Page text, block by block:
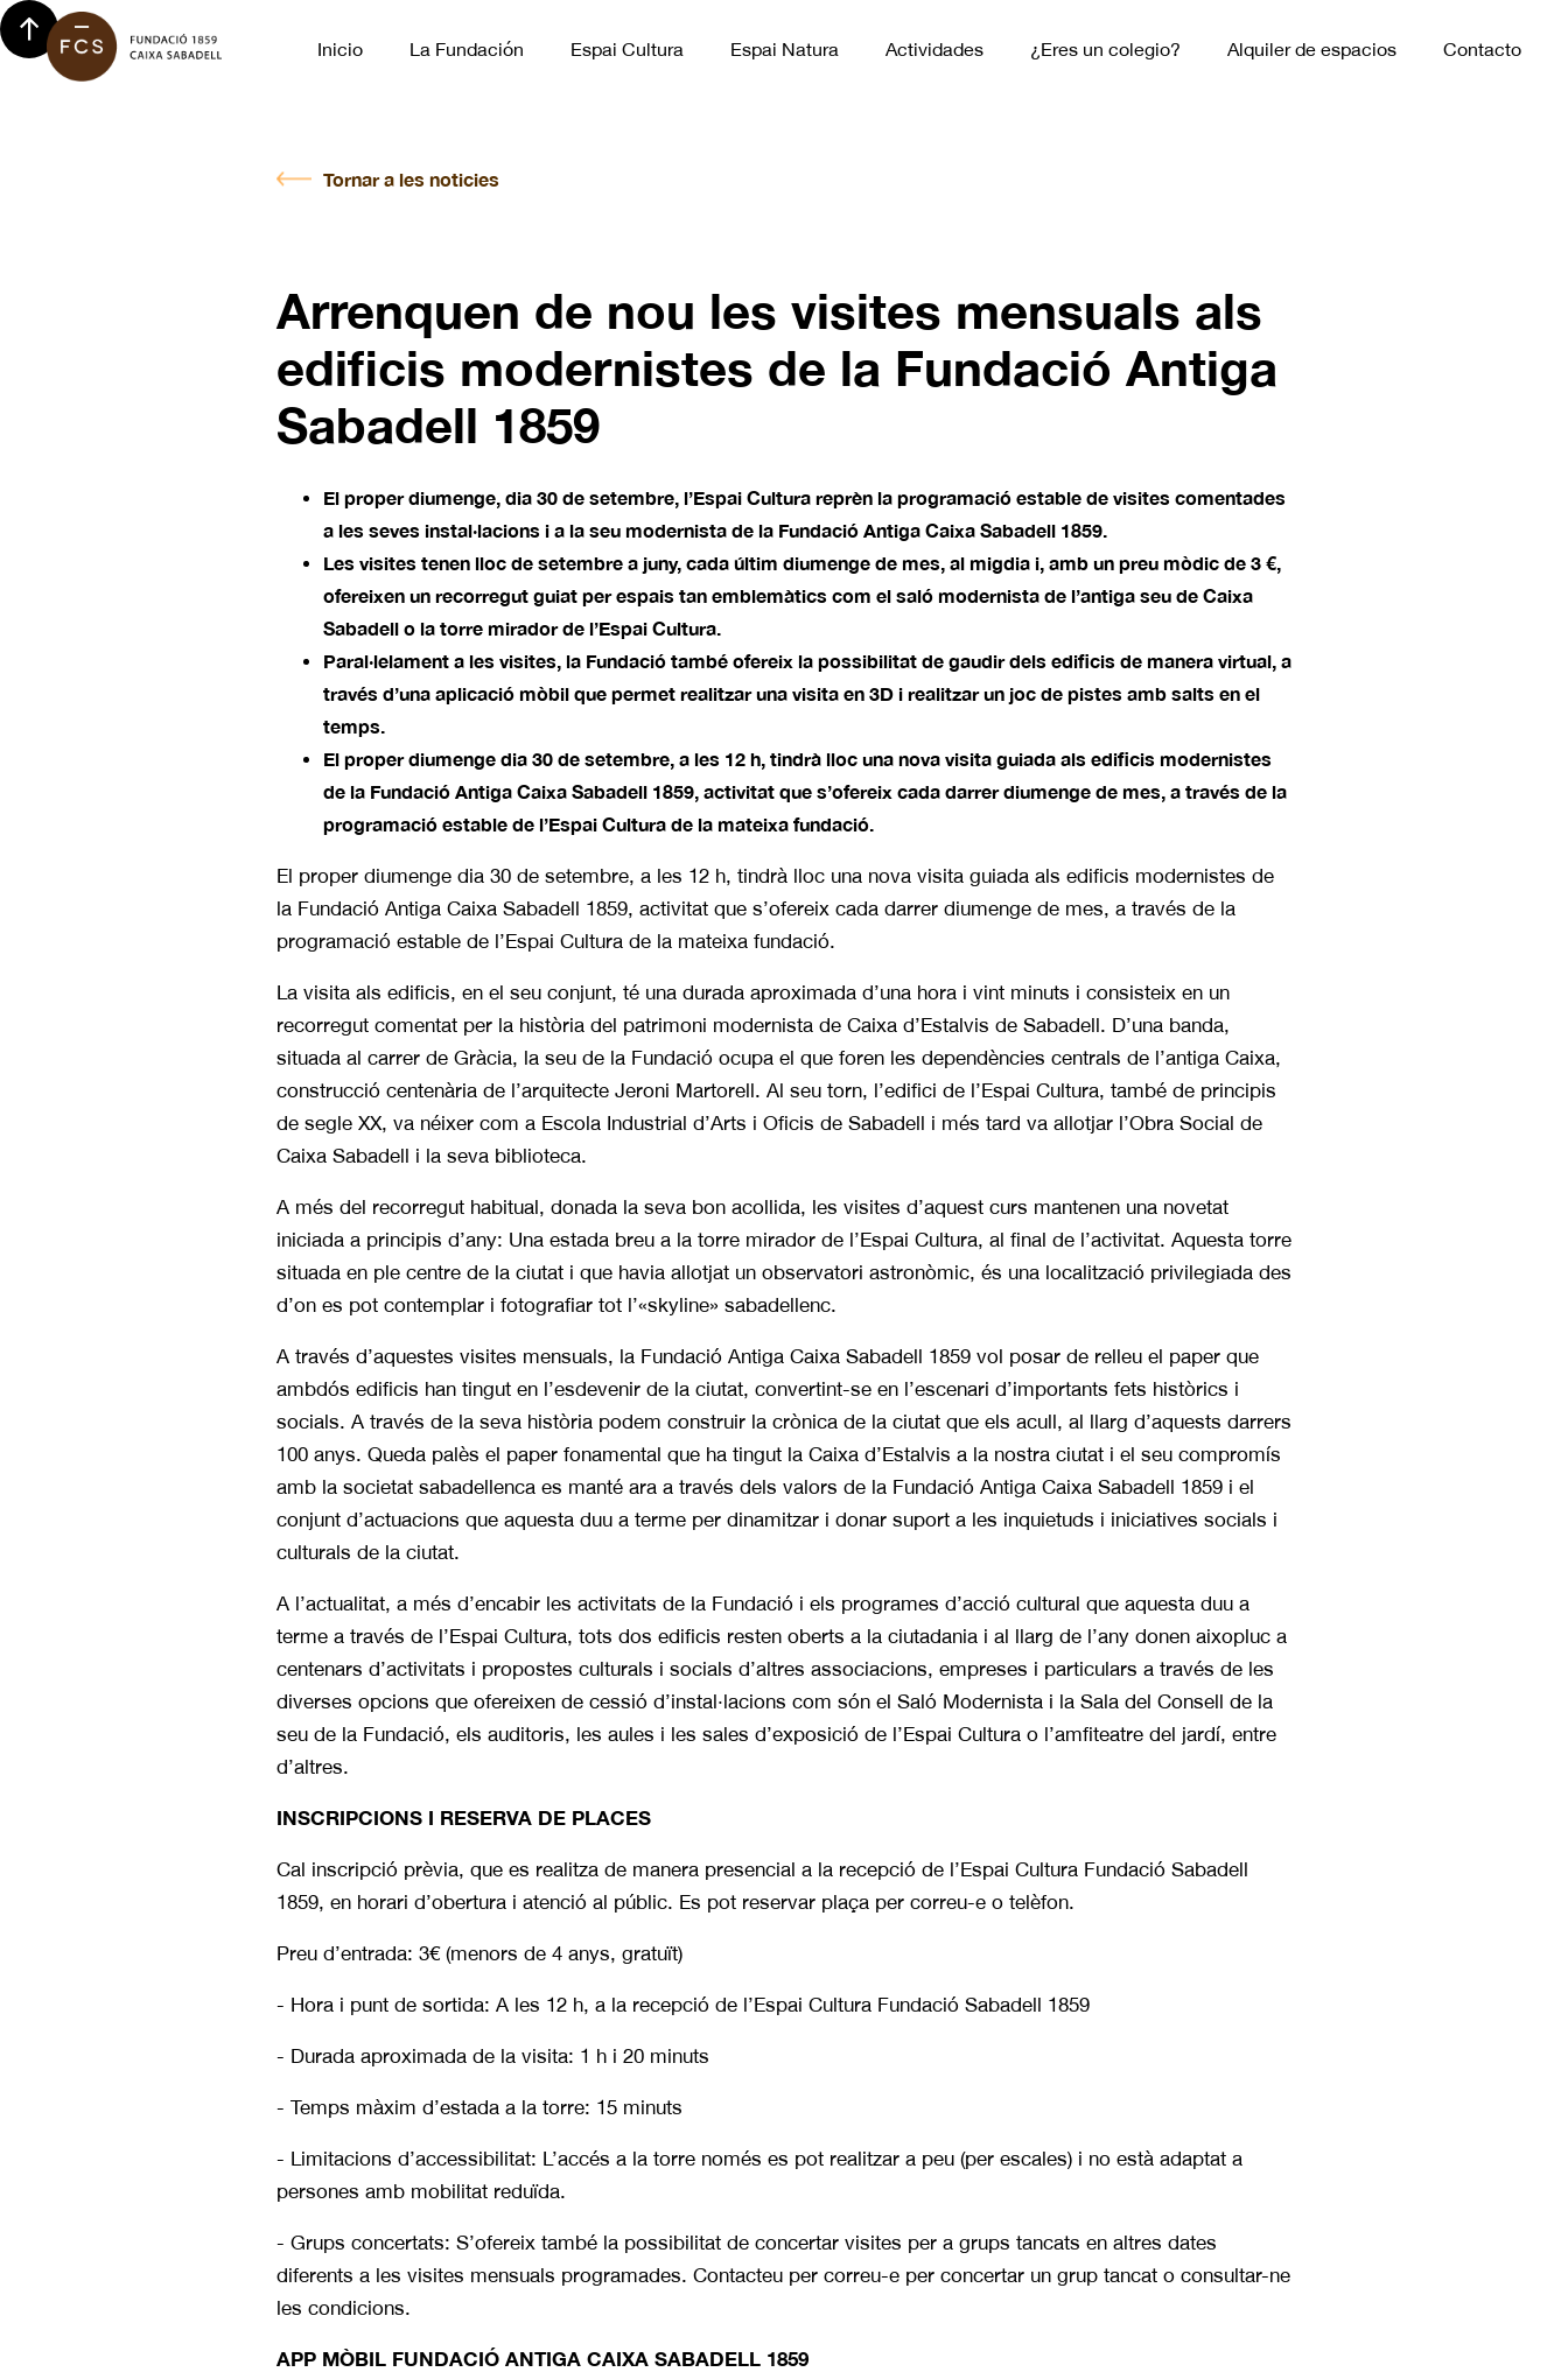
Inicio La Fundación Espai Cultura Espai Natura Actividades ¿Eres un colegio? Alquiler de espacios Contacto
Tornar a les noticies
Arrenquen de nou les visites mensuals als
edificis modernistes de la Fundació Antiga
Sabadell 1859
El proper diumenge, dia 30 de setembre, l’Espai Cultura reprèn la programació estable de visites comentades
a les seves instal·lacions i a la seu modernista de la Fundació Antiga Caixa Sabadell 1859.
Les visites tenen lloc de setembre a juny, cada últim diumenge de mes, al migdia i, amb un preu mòdic de 3 €,
ofereixen un recorregut guiat per espais tan emblemàtics com el saló modernista de l’antiga seu de Caixa
Sabadell o la torre mirador de l’Espai Cultura.
Paral·lelament a les visites, la Fundació també ofereix la possibilitat de gaudir dels edificis de manera virtual, a
través d’una aplicació mòbil que permet realitzar una visita en 3D i realitzar un joc de pistes amb salts en el
temps.
El proper diumenge dia 30 de setembre, a les 12 h, tindrà lloc una nova visita guiada als edificis modernistes
de la Fundació Antiga Caixa Sabadell 1859, activitat que s’ofereix cada darrer diumenge de mes, a través de la
programació estable de l’Espai Cultura de la mateixa fundació.
El proper diumenge dia 30 de setembre, a les 12 h, tindrà lloc una nova visita guiada als edificis modernistes de
la Fundació Antiga Caixa Sabadell 1859, activitat que s’ofereix cada darrer diumenge de mes, a través de la
programació estable de l’Espai Cultura de la mateixa fundació.
La visita als edificis, en el seu conjunt, té una durada aproximada d’una hora i vint minuts i consisteix en un
recorregut comentat per la història del patrimoni modernista de Caixa d’Estalvis de Sabadell. D’una banda,
situada al carrer de Gràcia, la seu de la Fundació ocupa el que foren les dependències centrals de l’antiga Caixa,
construcció centenària de l’arquitecte Jeroni Martorell. Al seu torn, l’edifici de l’Espai Cultura, també de principis
de segle XX, va néixer com a Escola Industrial d’Arts i Oficis de Sabadell i més tard va allotjar l’Obra Social de
Caixa Sabadell i la seva biblioteca.
A més del recorregut habitual, donada la seva bon acollida, les visites d’aquest curs mantenen una novetat
iniciada a principis d’any: Una estada breu a la torre mirador de l’Espai Cultura, al final de l’activitat. Aquesta torre
situada en ple centre de la ciutat i que havia allotjat un observatori astronòmic, és una localització privilegiada des
d’on es pot contemplar i fotografiar tot l’«skyline» sabadellenc.
A través d’aquestes visites mensuals, la Fundació Antiga Caixa Sabadell 1859 vol posar de relleu el paper que
ambdós edificis han tingut en l’esdevenir de la ciutat, convertint-se en l’escenari d’importants fets històrics i
socials. A través de la seva història podem construir la crònica de la ciutat que els acull, al llarg d’aquests darrers
100 anys. Queda palès el paper fonamental que ha tingut la Caixa d’Estalvis a la nostra ciutat i el seu compromís
amb la societat sabadellenca es manté ara a través dels valors de la Fundació Antiga Caixa Sabadell 1859 i el
conjunt d’actuacions que aquesta duu a terme per dinamitzar i donar suport a les inquietuds i iniciatives socials i
culturals de la ciutat.
A l’actualitat, a més d’encabir les activitats de la Fundació i els programes d’acció cultural que aquesta duu a
terme a través de l’Espai Cultura, tots dos edificis resten oberts a la ciutadania i al llarg de l’any donen aixopluc a
centenars d’activitats i propostes culturals i socials d’altres associacions, empreses i particulars a través de les
diverses opcions que ofereixen de cessió d’instal·lacions com són el Saló Modernista i la Sala del Consell de la
seu de la Fundació, els auditoris, les aules i les sales d’exposició de l’Espai Cultura o l’amfiteatre del jardí, entre
d’altres.
INSCRIPCIONS I RESERVA DE PLACES
Cal inscripció prèvia, que es realitza de manera presencial a la recepció de l’Espai Cultura Fundació Sabadell
1859, en horari d’obertura i atenció al públic. Es pot reservar plaça per correu-e o telèfon.
Preu d’entrada: 3€ (menors de 4 anys, gratuït)
- Hora i punt de sortida: A les 12 h, a la recepció de l’Espai Cultura Fundació Sabadell 1859
- Durada aproximada de la visita: 1 h i 20 minuts
- Temps màxim d’estada a la torre: 15 minuts
- Limitacions d’accessibilitat: L’accés a la torre només es pot realitzar a peu (per escales) i no està adaptat a
persones amb mobilitat reduïda.
- Grups concertats: S’ofereix també la possibilitat de concertar visites per a grups tancats en altres dates
diferents a les visites mensuals programades. Contacteu per correu-e per concertar un grup tancat o consultar-ne
les condicions.
APP MÒBIL FUNDACIÓ ANTIGA CAIXA SABADELL 1859